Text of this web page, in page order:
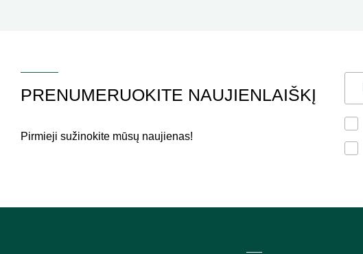
PRENUMERUOKITE NAUJIENLAIŠKĮ
Pirmieji sužinokite mūsų naujienas!